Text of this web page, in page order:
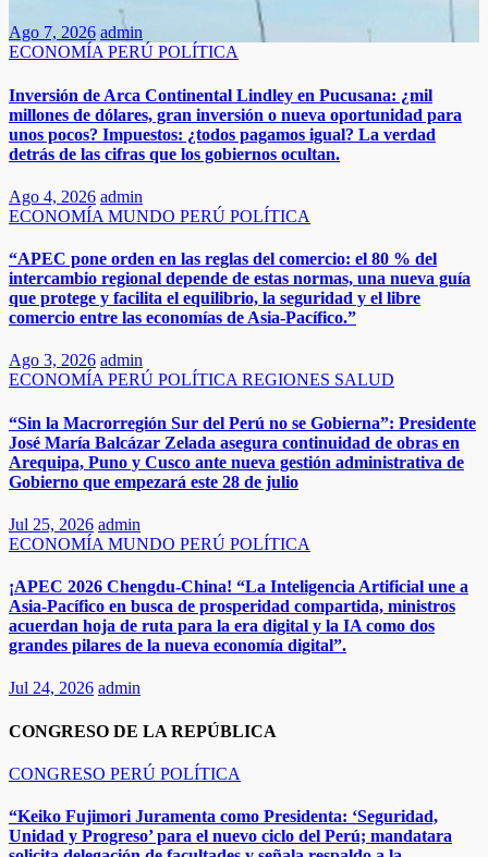
Ago 7, 2026 admin
ECONOMÍA PERÚ POLÍTICA
Inversión de Arca Continental Lindley en Pucusana: ¿mil
millones de dólares, gran inversión o nueva oportunidad para
unos pocos? Impuestos: ¿todos pagamos igual? La verdad
detrás de las cifras que los gobiernos ocultan.
Ago 4, 2026 admin
ECONOMÍA MUNDO PERÚ POLÍTICA
“APEC pone orden en las reglas del comercio: el 80 % del
intercambio regional depende de estas normas, una nueva guía
que protege y facilita el equilibrio, la seguridad y el libre
comercio entre las economías de Asia-Pacífico.”​
Ago 3, 2026 admin
ECONOMÍA PERÚ POLÍTICA REGIONES SALUD
“Sin la Macrorregión Sur del Perú no se Gobierna”: Presidente
José María Balcázar Zelada asegura continuidad de obras en
Arequipa, Puno y Cusco ante nueva gestión administrativa de
Gobierno que empezará este 28 de julio
Jul 25, 2026 admin
ECONOMÍA MUNDO PERÚ POLÍTICA
¡APEC 2026 Chengdu-China! “La Inteligencia Artificial une a
Asia-Pacífico en busca de prosperidad compartida, ministros
acuerdan hoja de ruta para la era digital y la IA como dos
grandes pilares de la nueva economía digital”.
Jul 24, 2026 admin
CONGRESO DE LA REPÚBLICA
CONGRESO PERÚ POLÍTICA
“Keiko Fujimori Juramenta como Presidenta: ‘Seguridad,
Unidad y Progreso’ para el nuevo ciclo del Perú; mandatara